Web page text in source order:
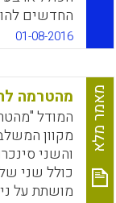
החדשים
המעשיות
במערב
שהציעה
המיומנויות
(Winterbottom, Christian; Mazzocco, Philip J. , 2016).
01-08-2016
מאמר מלא מהטרמה
המודל
מקוון
והשני
כולל שני
מושתת על